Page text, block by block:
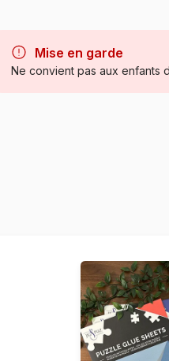
Catégorie
Mise en garde
Ne convient pas aux enfants